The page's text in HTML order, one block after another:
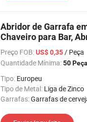
Abridor de Garrafa
Chaveiro para Bar,
Preço FOB:US$ 0,35/ Peça
Quantidade Mínima:50
Tipo: Europeu
Tipo de Metal: Liga de Zinco
Garrafas:Garrafas de